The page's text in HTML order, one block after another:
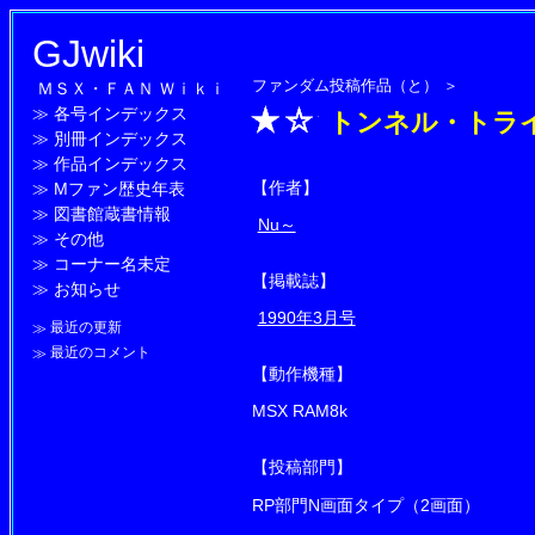
GJwiki
ＭＳＸ・ＦＡＮ Ｗｉｋｉ
≫ 各号インデックス
≫ 別冊インデックス
≫ 作品インデックス
≫ Mファン歴史年表
≫ 図書館蔵書情報
≫ その他
≫ コーナー名未定
≫ お知らせ
≫ 最近の更新
≫ 最近のコメント
ファンダム投稿作品（と） ＞
トンネル・トラ
【作者】
Nu～
【掲載誌】
1990年3月号
【動作機種】
MSX RAM8k
【投稿部門】
RP部門N画面タイプ（2画面）